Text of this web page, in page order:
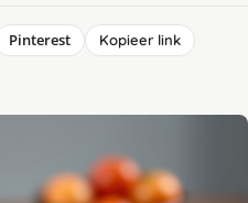
Pinterest
Kopieer link